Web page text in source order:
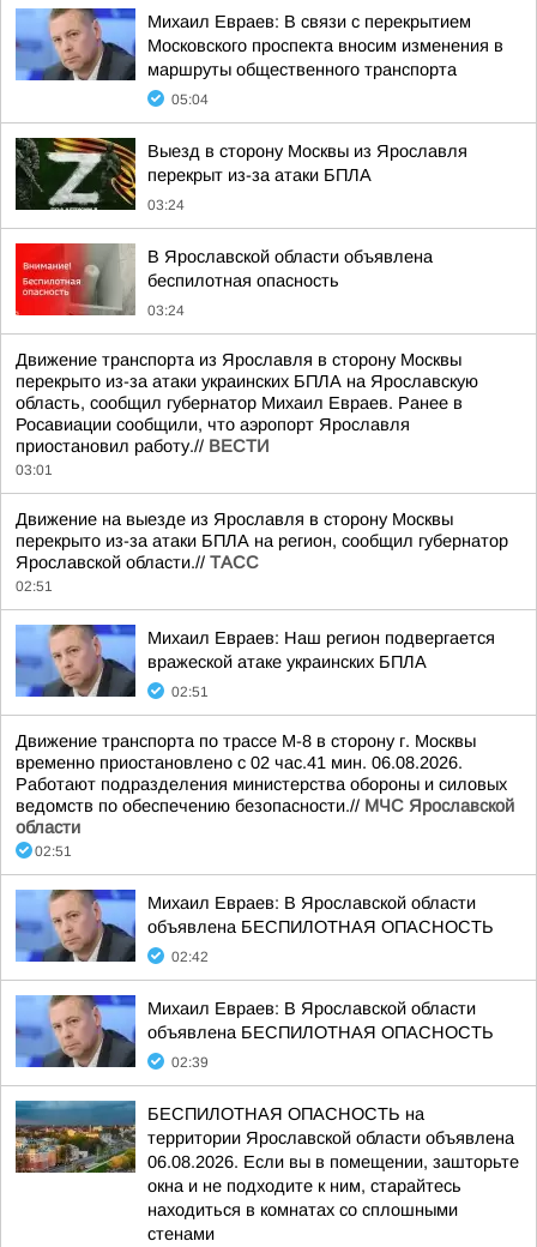
Михаил Евраев: В связи с перекрытием
Московского проспекта вносим изменения в
маршруты общественного транспорта
05:04
Выезд в сторону Москвы из Ярославля
перекрыт из-за атаки БПЛА
03:24
В Ярославской области объявлена
беспилотная опасность
03:24
Движение транспорта из Ярославля в сторону Москвы
перекрыто из-за атаки украинских БПЛА на Ярославскую
область, сообщил губернатор Михаил Евраев. Ранее в
Росавиации сообщили, что аэропорт Ярославля
приостановил работу.// ВЕСТИ
03:01
Движение на выезде из Ярославля в сторону Москвы
перекрыто из-за атаки БПЛА на регион, сообщил губернатор
Ярославской области.// ТАСС
02:51
Михаил Евраев: Наш регион подвергается
вражеской атаке украинских БПЛА
02:51
Движение транспорта по трассе М-8 в сторону г. Москвы
временно приостановлено с 02 час.41 мин. 06.08.2026.
Работают подразделения министерства обороны и силовых
ведомств по обеспечению безопасности.// МЧС Ярославской
области
02:51
Михаил Евраев: В Ярославской области
объявлена БЕСПИЛОТНАЯ ОПАСНОСТЬ
02:42
Михаил Евраев: В Ярославской области
объявлена БЕСПИЛОТНАЯ ОПАСНОСТЬ
02:39
БЕСПИЛОТНАЯ ОПАСНОСТЬ на
территории Ярославской области объявлена
06.08.2026. Если вы в помещении, зашторьте
окна и не подходите к ним, старайтесь
находиться в комнатах со сплошными
стенами